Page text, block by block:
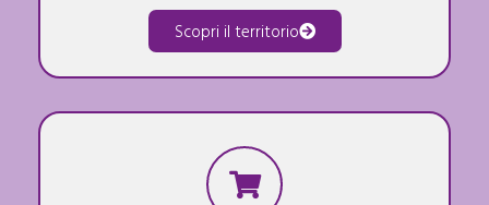
Scopri il territorio